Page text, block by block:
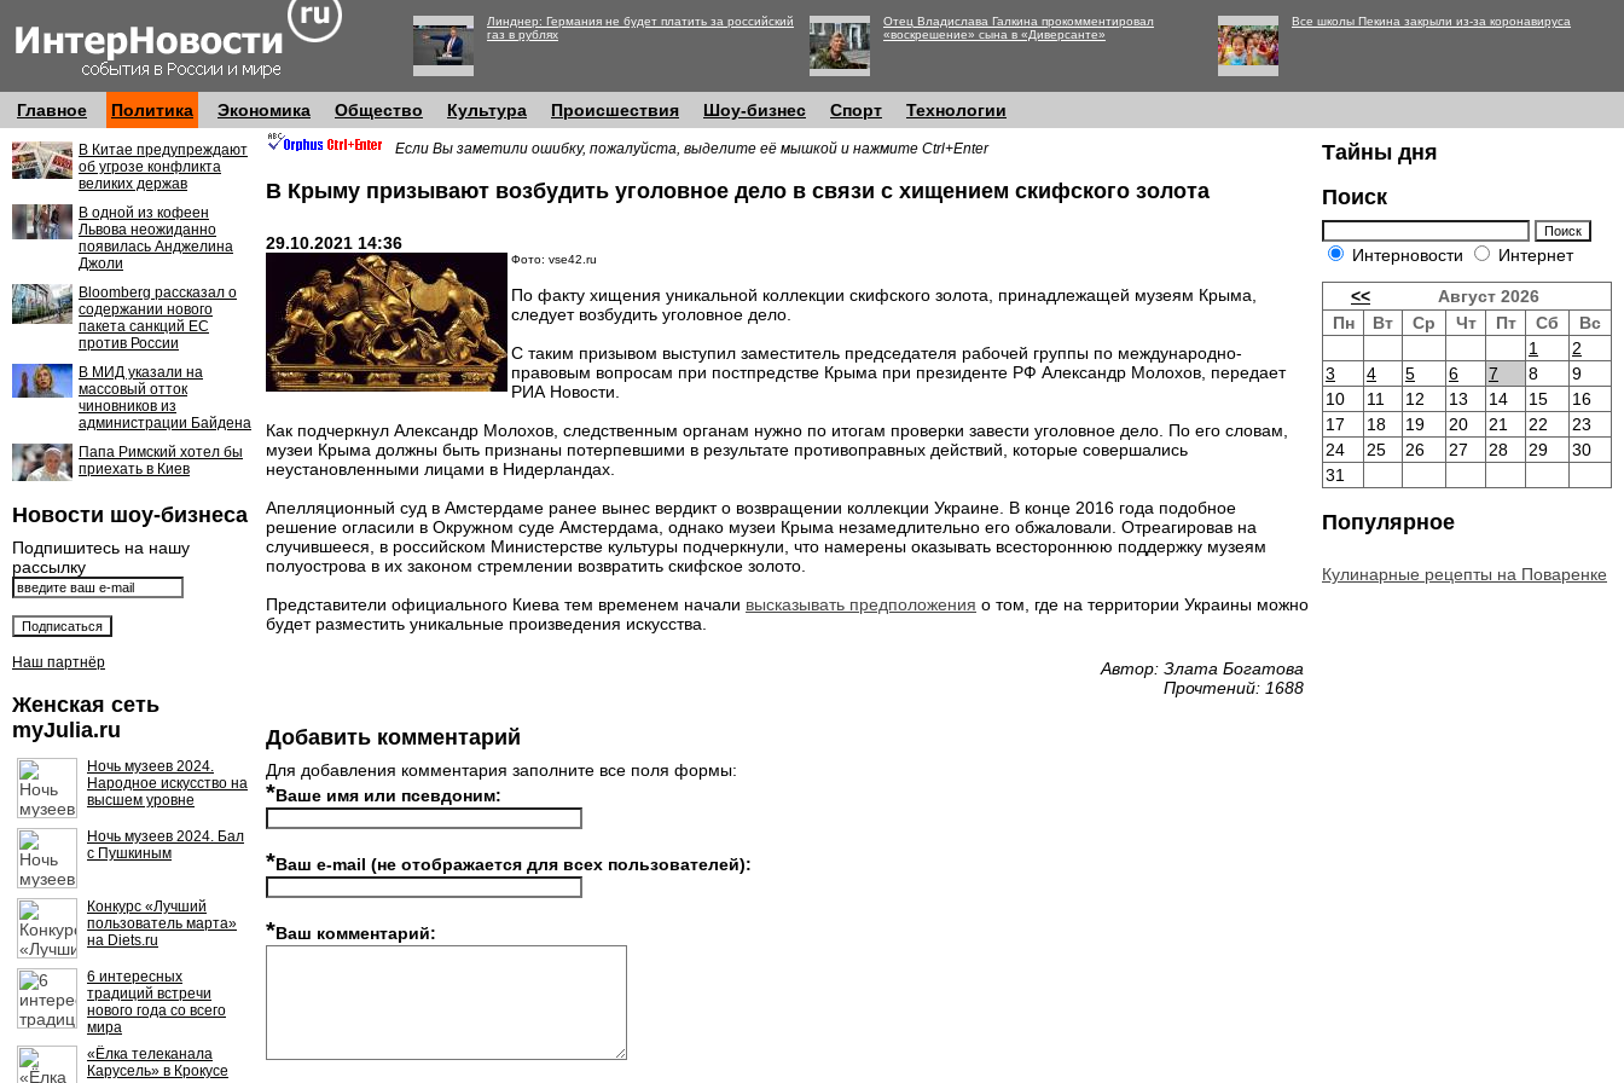
Линднер: Германия не будет платить за российский
газ в рублях
Отец Владислава Галкина прокомментировал
«воскрешение» сына в «Диверсанте»
Все школы Пекина закрыли из-за коронавируса
Главное Политика Экономика Общество Культура Происшествия Шоу-бизнес Спорт Технологии
В Китае предупреждают
об угрозе конфликта
великих держав
В одной из кофеен
Львова неожиданно
появилась Анджелина
Джоли
Bloomberg рассказал о
содержании нового
пакета санкций ЕС
против России
В МИД указали на
массовый отток
чиновников из
администрации Байдена
Папа Римский хотел бы
приехать в Киев
Новости шоу-бизнеса
Подпишитесь на нашу
рассылку
Наш партнёр
Женская сеть
myJulia.ru
Ночь музеев 2024.
Народное искусство на
высшем уровне
Ночь музеев 2024. Бал
с Пушкиным
Конкурс «Лучший
пользователь марта»
на Diets.ru
6 интересных
традиций встречи
нового года со всего
мира
«Ёлка телеканала
Карусель» в Крокусе
Если Вы заметили ошибку, пожалуйста, выделите её мышкой и нажмите Ctrl+Enter
В Крыму призывают возбудить уголовное дело в связи с хищением скифского золота
29.10.2021 14:36
Фото: vse42.ru
По факту хищения уникальной коллекции скифского золота, принадлежащей музеям Крыма,
следует возбудить уголовное дело.
С таким призывом выступил заместитель председателя рабочей группы по международно-
правовым вопросам при постпредстве Крыма при президенте РФ Александр Молохов, передает
РИА Новости.
Как подчеркнул Александр Молохов, следственным органам нужно по итогам проверки завести уголовное дело. По его словам,
музеи Крыма должны быть признаны потерпевшими в результате противоправных действий, которые совершались
неустановленными лицами в Нидерландах.
Апелляционный суд в Амстердаме ранее вынес вердикт о возвращении коллекции Украине. В конце 2016 года подобное
решение огласили в Окружном суде Амстердама, однако музеи Крыма незамедлительно его обжаловали. Отреагировав на
случившееся, в российском Министерстве культуры подчеркнули, что намерены оказывать всестороннюю поддержку музеям
полуострова в их законом стремлении возвратить скифское золото.
Представители официального Киева тем временем начали высказывать предположения о том, где на территории Украины можно
будет разместить уникальные произведения искусства.
Автор: Злата Богатова
Прочтений: 1688
Добавить комментарий
Для добавления комментария заполните все поля формы:
*Ваше имя или псевдоним:
*Ваш e-mail (не отображается для всех пользователей):
*Ваш комментарий:
Тайны дня
Поиск
Интерновости Интернет
<<
Август 2026
Пн
Вт Ср Чт Пт Сб
Вс
1
2
3
4 5 6 7 8
9
10
11 12 13 14 15
16
17
18 19 20 21 22
23
24
25 26 27 28 29
30
31
Популярное
Кулинарные рецепты на Поваренке